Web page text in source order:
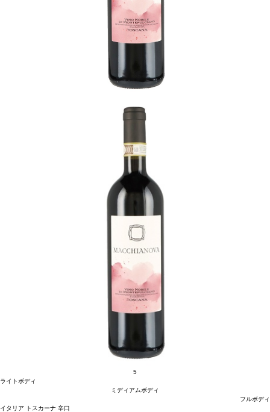
5
ライトボディ
ミディアムボディ
フルボディ
イタリア
トスカーナ 辛口